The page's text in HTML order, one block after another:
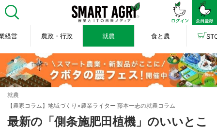
経営 農政・行政 就農 食と農
就農
【農家コラム】地域づくり×農業ライター 藤本一志の就農コラム
最新の「側条施肥田植機」のいいとこ